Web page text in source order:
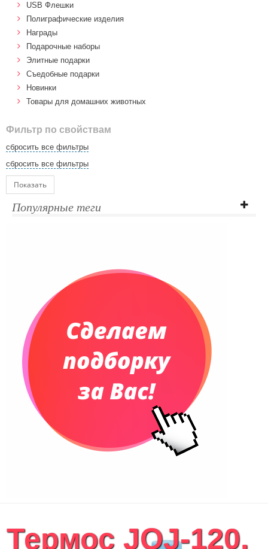
USB Флешки
Полиграфические изделия
Награды
Подарочные наборы
Элитные подарки
Cъедобные подарки
Новинки
Товары для домашних животных
Фильтр по свойствам
сбросить все фильтры
сбросить все фильтры
Показать
Популярные теги
Термос JOJ-120,